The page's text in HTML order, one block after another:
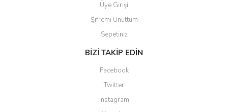
Üye Girişi
Şifremi Unuttum
Sepetiniz
BİZİ TAKİP EDİN
Facebook
Twitter
Instagram